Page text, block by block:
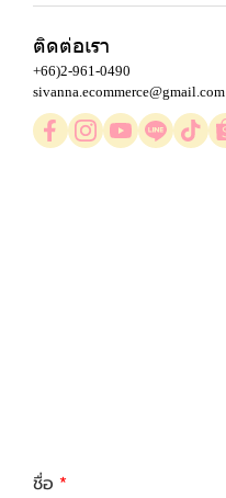
ติดต่อเรา
+66)2-961-0490
sivanna.ecommerce@gmail.com
ชื่อ